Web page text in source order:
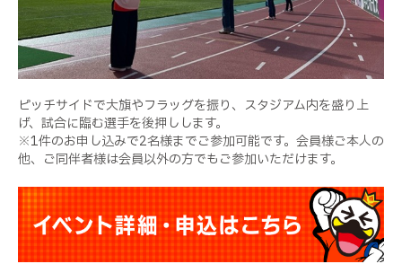
ピッチサイドで大旗やフラッグを振り、スタジアム内を盛り上
げ、試合に臨む選手を後押しします。
※1件のお申し込みで2名様までご参加可能です。会員様ご本人の
他、ご同伴者様は会員以外の方でもご参加いただけます。